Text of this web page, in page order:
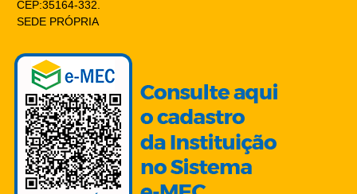
CEP:35164-332.
SEDE PRÓPRIA